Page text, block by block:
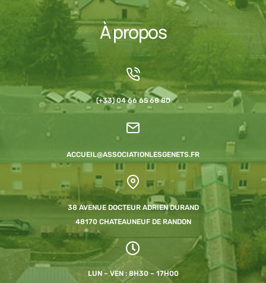
À propos
(+33) 04 66 65 68 80
ACCUEIL@ASSOCIATIONLESGENETS.FR
38 AVENUE DOCTEUR ADRIEN DURAND
48170 CHATEAUNEUF DE RANDON
LUN – VEN : 8H30 – 17H00